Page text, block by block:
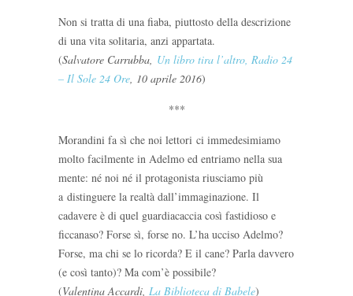
Non si tratta di una fiaba, piuttosto della descrizione
di una vita solitaria, anzi appartata.
(Salvatore Carrubba, Un libro tira l’altro, Radio 24
– Il Sole 24 Ore, 10 aprile 2016)
***
Morandini fa sì che noi lettori ci immedesimiamo
molto facilmente in Adelmo ed entriamo nella sua
mente: né noi né il protagonista riusciamo più
a distinguere la realtà dall’immaginazione. Il
cadavere è di quel guardiacaccia così fastidioso e
ficcanaso? Forse sì, forse no. L’ha ucciso Adelmo?
Forse, ma chi se lo ricorda? E il cane? Parla davvero
(e così tanto)? Ma com’è possibile?
(Valentina Accardi, La Biblioteca di Babele)